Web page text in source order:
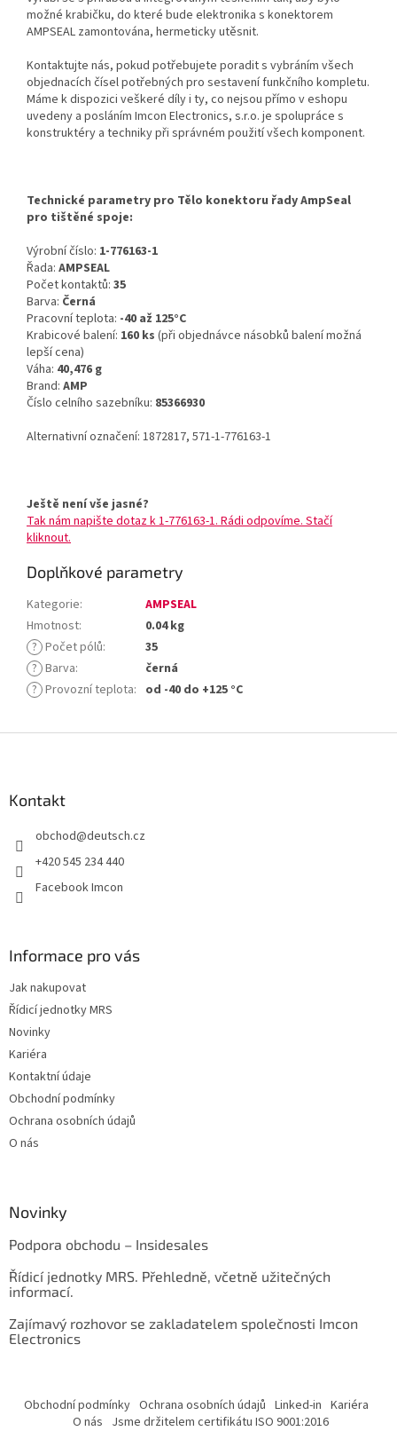
možné krabičku, do které bude elektronika s konektorem
AMPSEAL zamontována, hermeticky utěsnit.
Kontaktujte nás, pokud potřebujete poradit s vybráním všech
objednacích čísel potřebných pro sestavení funkčního kompletu.
Máme k dispozici veškeré díly i ty, co nejsou přímo v eshopu
uvedeny a posláním Imcon Electronics, s.r.o. je spolupráce s
konstruktéry a techniky při správném použití všech komponent.
Technické parametry pro Tělo konektoru řady AmpSeal
pro tištěné spoje:
Výrobní číslo: 1-776163-1
Řada: AMPSEAL
Počet kontaktů: 35
Barva: Černá
Pracovní teplota: -40 až 125°C
Krabicové balení: 160 ks (při objednávce násobků balení možná
lepší cena)
Váha: 40,476 g
Brand: AMP
Číslo celního sazebníku: 85366930
Alternativní označení: 1872817, 571-1-776163-1
Ještě není vše jasné?
Tak nám napište dotaz k 1-776163-1. Rádi odpovíme. Stačí
kliknout.
Doplňkové parametry
Kategorie:
AMPSEAL
Hmotnost:
0.04 kg
? Počet pólů:
35
? Barva:
černá
? Provozní teplota: od -40 do +125 °C
Kontakt
obchod@deutsch.cz
+420 545 234 440
Facebook Imcon
Informace pro vás
Jak nakupovat
Řídicí jednotky MRS
Novinky
Kariéra
Kontaktní údaje
Obchodní podmínky
Ochrana osobních údajů
O nás
Novinky
Podpora obchodu – Insidesales
Řídicí jednotky MRS. Přehledně, včetně užitečných
informací.
Zajímavý rozhovor se zakladatelem společnosti Imcon
Electronics
Obchodní podmínky Ochrana osobních údajů Linked-in Kariéra
O nás Jsme držitelem certifikátu ISO 9001:2016